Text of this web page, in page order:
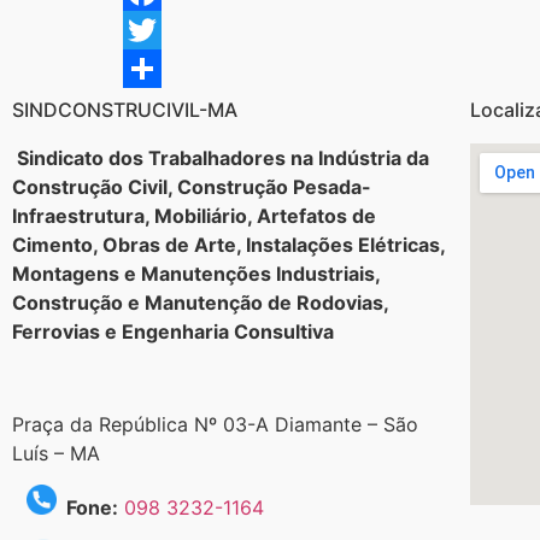
Facebook
Twitter
Share
SINDCONSTRUCIVIL-MA
Sindicato dos Trabalhadores na Indústria da
Construção Civil, Construção Pesada-
Infraestrutura, Mobiliário, Artefatos de
Cimento, Obras de Arte, Instalações Elétricas,
Montagens e Manutenções Industriais,
Construção e Manutenção de Rodovias,
Ferrovias e Engenharia Consultiva
Praça da República Nº 03-A Diamante – São
Luís – MA
Fone: 098 3232-1164